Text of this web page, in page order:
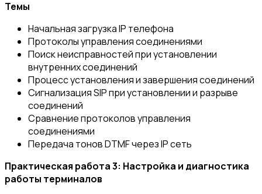
Темы
Начальная загрузка IP телефона
Протоколы управления соединениями
Поиск неисправностей при установлении
внутренних соединений
Процесс установления и завершения соединений
Сигнализация SIP при установлении и разрыве
соединений
Сравнение протоколов управления
соединениями
Передача тонов DTMF через IP сеть
Практическая работа 3: Настройка и диагностика
работы терминалов